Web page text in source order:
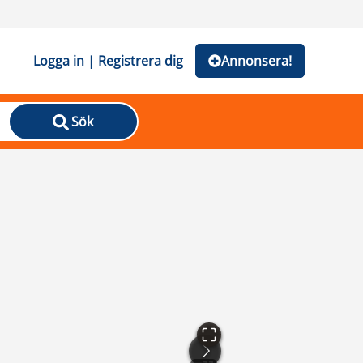
Logga in | Registrera dig Annonsera!
Sök